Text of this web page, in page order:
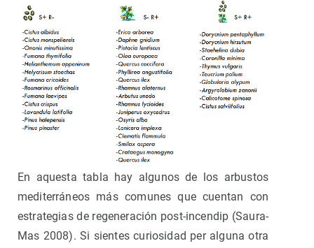
En aquesta tabla hay algunos de los arbustos
mediterráneos más comunes que cuentan con
estrategias de regeneración post-incendip (Saura-
Mas 2008). Si sientes curiosidad per alguna otra